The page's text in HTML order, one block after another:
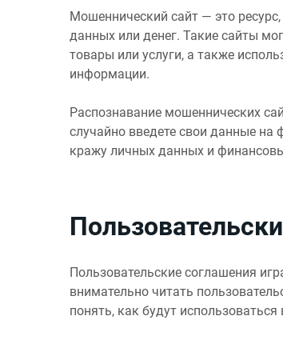
Мошеннический сайт — это
данных или денег. Такие сайты
товары или услуги, а также
информации.
Распознавание мошеннических
случайно введете свои данные
кражу личных данных и
Пользовательские соглашения
внимательно читать
понять, как будут